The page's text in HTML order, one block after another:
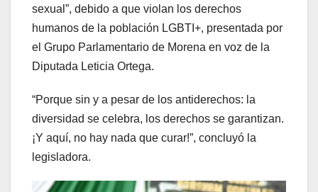
sexual”, debido a que violan los derechos
humanos de la población LGBTI+, presentada por
el Grupo Parlamentario de Morena en voz de la
Diputada Leticia Ortega.
“Porque sin y a pesar de los antiderechos: la
diversidad se celebra, los derechos se garantizan.
¡Y aquí, no hay nada que curar!”, concluyó la
legisladora.